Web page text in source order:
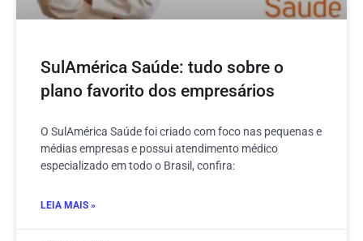
SulAmérica Saúde: tudo sobre o
plano favorito dos empresários
O SulAmérica Saúde foi criado com foco nas pequenas e
médias empresas e possui atendimento médico
especializado em todo o Brasil, confira:
LEIA MAIS »